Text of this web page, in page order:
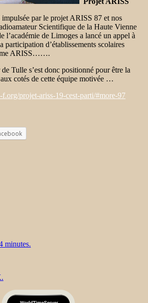
par le projet ARISS 87 et nos
Scientifique de la Haute Vienne
l’académie de Limoges a lancé un appel à
participation d’établissements scolaires
ARISS…….
Tulle s’est donc positionné pour être la
cotés de cette équipe motivée …
projet-ariss-19-cest-parti/#more-97
minutes.